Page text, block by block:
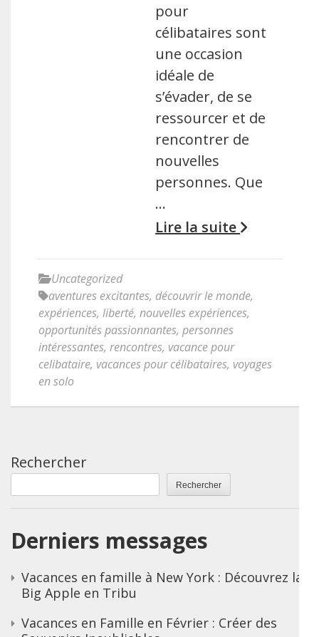
pour
célibataires sont
une occasion
idéale de
s’évader, de se
ressourcer et de
rencontrer de
nouvelles
personnes. Que
…
Lire la suite
Uncategorized
aventures excitantes, découvrir le monde,
expériences, liberté, nouvelles expériences,
opportunités passionnantes, personnes
intéressantes, rencontres, vacance pour
celibataire, vacances pour célibataires, voyages
en solo
Rechercher
Rechercher
Derniers messages
Vacances en famille à New York : Découvrez la
Big Apple en Tribu
Vacances en Famille en Février : Créer des